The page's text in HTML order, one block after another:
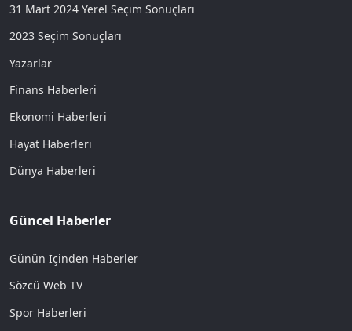
31 Mart 2024 Yerel Seçim Sonuçları
2023 Seçim Sonuçları
Yazarlar
Finans Haberleri
Ekonomi Haberleri
Hayat Haberleri
Dünya Haberleri
Güncel Haberler
Günün İçinden Haberler
Sözcü Web TV
Spor Haberleri